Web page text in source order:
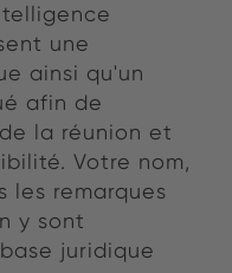
une
ainsi qu'un
afin de
la réunion et
Votre nom,
les remarques
y sont
juridique